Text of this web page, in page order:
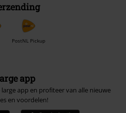
PostNL Pickup
app
app en profiteer van alle nieuwe
en voordelen!